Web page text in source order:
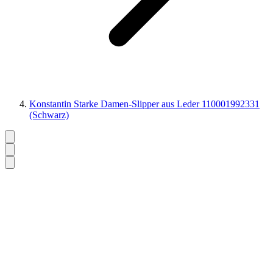
Konstantin Starke Damen-Slipper aus Leder 110001992331
(Schwarz)